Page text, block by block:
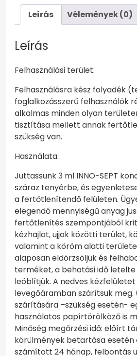
betegfürdető
koncentrátum
5
liter
mennyiség
Leírás Vélemények (0)
Leírás
Felhasználási terület:
Felhasználásra kész folyadék
foglalkozásszerű felhasználók
alkalmas minden olyan
tisztítása mellett annak
szükség van.
Használata:
Juttassunk 3 ml INNO-SEPT
száraz tenyérbe, és
a fertőtlenítendő felületen.
elegendő mennyiségű anyag
fertőtlenítés szempontjából
kézhajlat, ujjak közötti terület,
valamint a köröm alatti
alaposan eldörzsöljük és
terméket, a behatási idő
leöblítjük. A nedves
levegőáramban szárítsuk meg.
szárítására –szükség esetén-
használatos papírtörölköző is
Minőség megőrzési idő: előírt
körülmények betartása
számított 24 hónap, felbontás